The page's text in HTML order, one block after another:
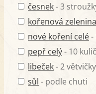
česnek- 3
kořenová
nové koření celé-
pepř celý- 10
libeček- 2 větvičky
sůl - podle chuti